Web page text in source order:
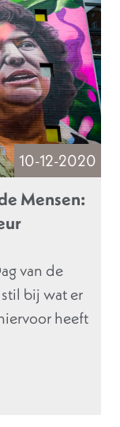
10-12-2020
Mensen:
van de
bij wat er
heeft